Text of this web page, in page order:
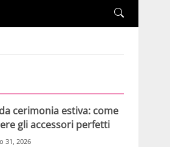
cerimonia estiva: come
gli accessori perfetti
31, 2026